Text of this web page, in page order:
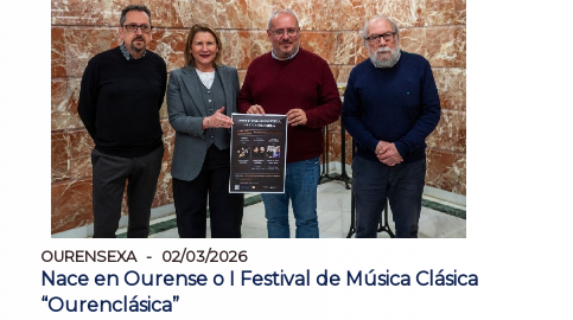
OURENSEXA 02/03/2026
Nace en Ourense o I Festival de Música Clásica
“Ourenclásica”